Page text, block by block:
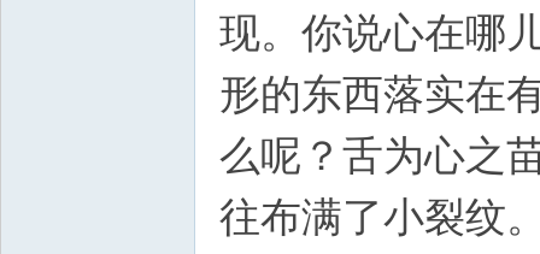
现。你说心在哪
形的东西落实在
么呢？舌为心之
往布满了小裂纹